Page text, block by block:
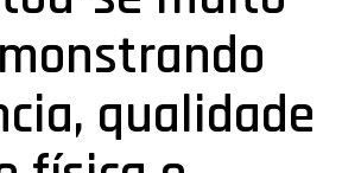
qualidade